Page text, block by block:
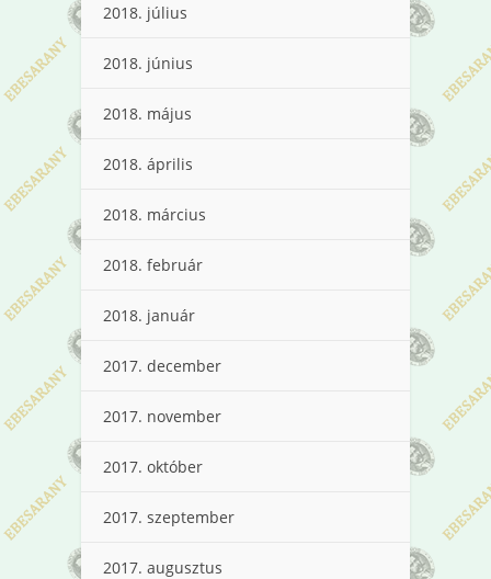
2018. július
2018. június
2018. május
2018. április
2018. március
2018. február
2018. január
2017. december
2017. november
2017. október
2017. szeptember
2017. augusztus